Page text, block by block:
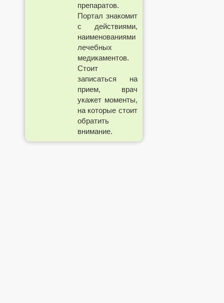
препаратов.
Портал знакомит
с действиями,
наименованиями
лечебных
медикаментов.
Стоит
записаться на
прием, врач
укажет моменты,
на которые стоит
обратить
внимание.